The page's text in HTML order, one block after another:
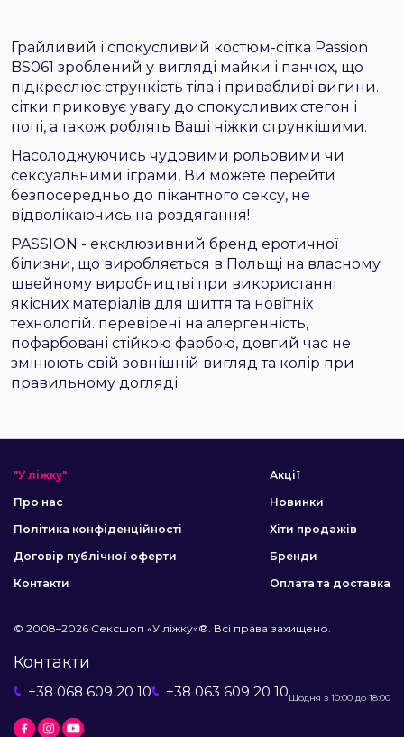
Грайливий і спокусливий костюм-сітка Passion
BS061 зроблений у вигляді майки і панчох, що
підкреслює стрункість тіла і привабливі вигини.
сітки приковує увагу до спокусливих стегон і
попі, а також роблять Ваші ніжки стрункішими.
Насолоджуючись чудовими рольовими чи
сексуальними іграми, Ви можете перейти
безпосередньо до пікантного сексу, не
відволікаючись на роздягання!
PASSION - ексклюзивний бренд еротичної
білизни, що виробляється в Польщі на власному
швейному виробництві при використанні
якісних матеріалів для шиття та новітніх
технологій. перевірені на алергенність,
пофарбовані стійкою фарбою, довгий час не
змінюють свій зовнішній вигляд та колір при
правильному догляді.
"У ліжку"
Про нас
Політика конфіденційності
Договір публічної оферти
Контакти
Акції
Новинки
Хіти продажів
Бренди
Оплата та доставка
© 2008–2026 Сексшоп «У ліжку»®. Всі права захищено.
Контакти
+38 068 609 20 10 +38 063 609 20 10Щодня з 10:00 до 18:00